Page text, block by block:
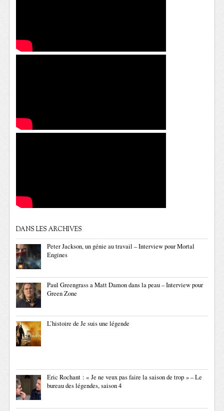
DANS LES ARCHIVES
Peter Jackson, un génie au travail – Interview pour Mortal
Engines
Paul Greengrass a Matt Damon dans la peau – Interview pour
Green Zone
L’histoire de Je suis une légende
Eric Rochant : « Je ne veux pas faire la saison de trop » – Le
bureau des légendes, saison 4